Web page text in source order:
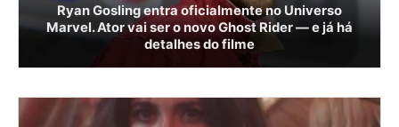
Ryan Gosling entra oficialmente no Universo
Marvel. Ator vai ser o novo Ghost Rider — e já há
detalhes do filme